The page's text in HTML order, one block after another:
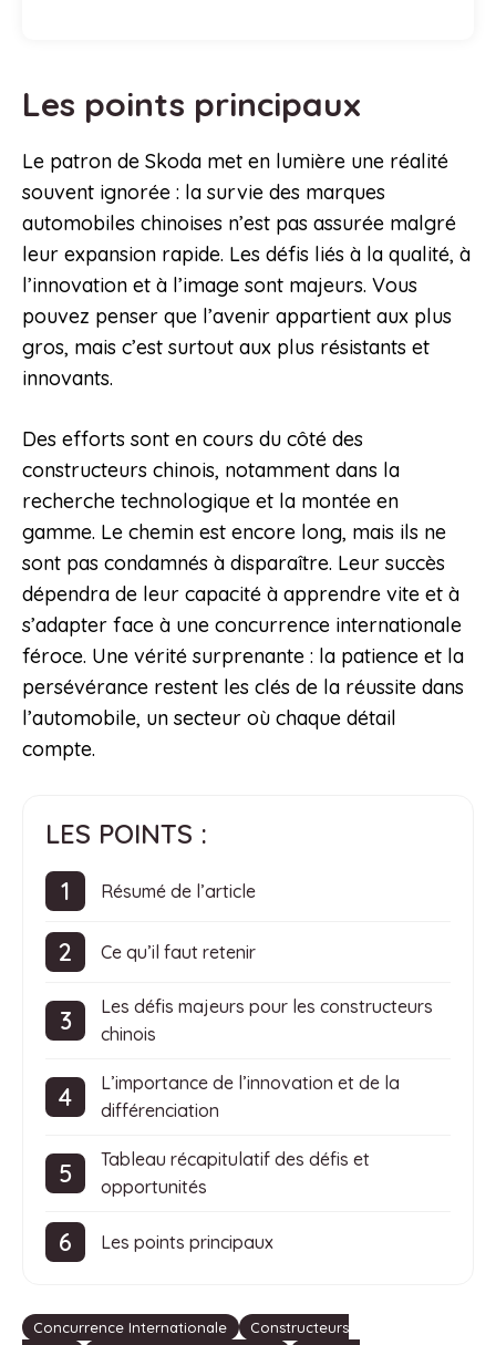
Les points principaux
Le patron de Skoda met en lumière une réalité
souvent ignorée : la survie des marques
automobiles chinoises n’est pas assurée malgré
leur expansion rapide. Les défis liés à la qualité, à
l’innovation et à l’image sont majeurs. Vous
pouvez penser que l’avenir appartient aux plus
gros, mais c’est surtout aux plus résistants et
innovants.
Des efforts sont en cours du côté des
constructeurs chinois, notamment dans la
recherche technologique et la montée en
gamme. Le chemin est encore long, mais ils ne
sont pas condamnés à disparaître. Leur succès
dépendra de leur capacité à apprendre vite et à
s’adapter face à une concurrence internationale
féroce. Une vérité surprenante : la patience et la
persévérance restent les clés de la réussite dans
l’automobile, un secteur où chaque détail
compte.
LES POINTS :
Résumé de l’article
Ce qu’il faut retenir
Les défis majeurs pour les constructeurs
chinois
L’importance de l’innovation et de la
différenciation
Tableau récapitulatif des défis et
opportunités
Les points principaux
Étiquettes
Concurrence Internationale
Constructeurs